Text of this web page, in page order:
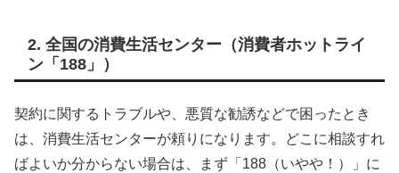
2. 全国の消費生活センター（消費者ホットライ
ン「188」）
契約に関するトラブルや、悪質な勧誘などで困ったとき
は、消費生活センターが頼りになります。どこに相談すれ
ばよいか分からない場合は、まず「188（いやや！）」に